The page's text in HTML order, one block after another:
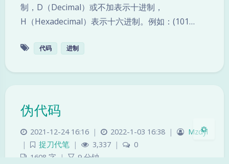
夜间模式
制，D（Decimal）或不加表示十进制，
H（Hexadecimal）表示十六进制。例如：(101…
代码 进制
伪代码
2021-12-24 16:16 | 2022-1-03 16:38 |
Mzdyl
|
捉刀代笔 | 3,337 |
0
1608 字
| 9 分钟